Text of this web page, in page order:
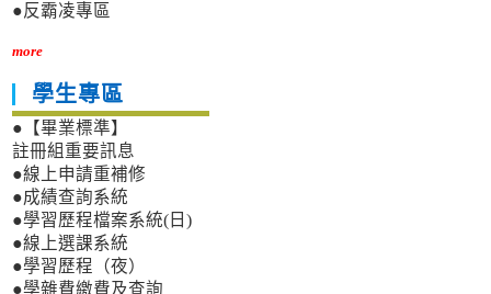
●反霸凌專區
more
學生專區
●【畢業標準】
註冊組重要訊息
●線上申請重補修
●成績查詢系統
●學習歷程檔案系統(日)
●線上選課系統
●學習歷程（夜）
●學雜費繳費及查詢